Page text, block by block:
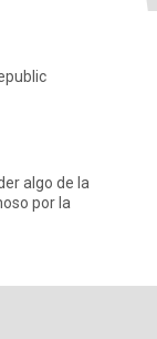
algo de la
por la